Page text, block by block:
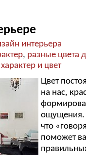
интерьера
, разные цвета
характер и цвет
Цвет
на нас,
ощущения.
что
поможет